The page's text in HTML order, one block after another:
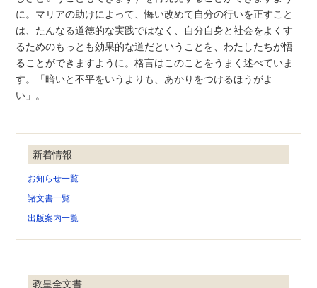
に。マリアの助けによって、悔い改めて自分の行いを正すこと
は、たんなる道徳的な実践ではなく、自分自身と社会をよくす
るためのもっとも効果的な道だということを、わたしたちが悟
ることができますように。格言はこのことをうまく述べていま
す。「暗いと不平をいうよりも、あかりをつけるほうがよ
い」。
新着情報
お知らせ一覧
諸文書一覧
出版案内一覧
教皇全文書